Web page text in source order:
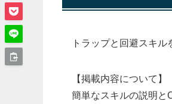
トラップと回避スキル
【掲載内容について】
簡単なスキルの説明と